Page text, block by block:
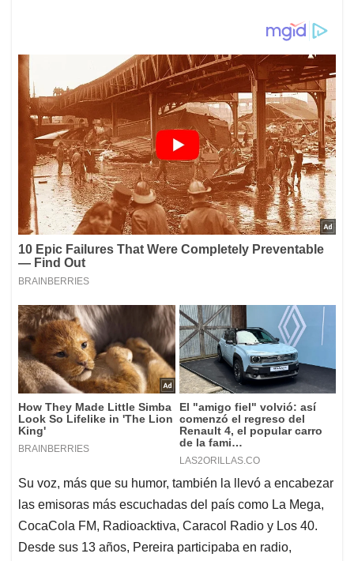
Su voz, más que su humor, también la llevó a encabezar
las emisoras más escuchadas del país como La Mega,
CocaCola FM, Radioacktiva, Caracol Radio y Los 40.
Desde sus 13 años, Pereira participaba en radio,